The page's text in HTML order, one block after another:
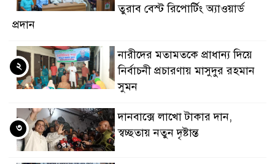
তুরাব বেস্ট রিপোর্টিং অ্যাওয়ার্ড
প্রদান
নারীদের মতামতকে প্রাধান্য দিয়ে
নির্বাচনী প্রচারণায় মাসুদুর রহমান
সুমন
২
দানবাক্সে লাখো টাকার দান,
স্বচ্ছতায় নতুন দৃষ্টান্ত
৩